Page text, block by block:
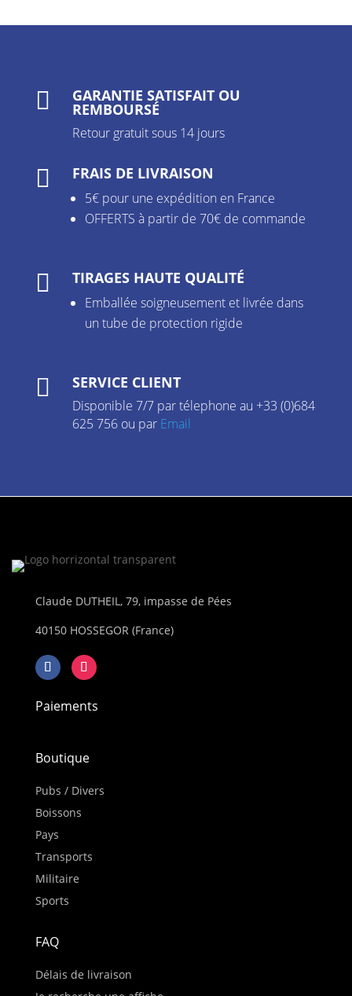
 GARANTIE SATISFAIT OU
REMBOURSÉ
Retour gratuit sous 14 jours
 FRAIS DE LIVRAISON
5€ pour une expédition en France
OFFERTS à partir de 70€ de commande
 TIRAGES HAUTE QUALITÉ
Emballée soigneusement et livrée dans
un tube de protection rigide
 SERVICE CLIENT
Disponible 7/7 par télephone au +33 (0)684
625 756 ou par Email
Claude DUTHEIL, 79, impasse de Pées
40150 HOSSEGOR (France)
Paiements
Boutique
Pubs / Divers
Boissons
Pays
Transports
Militaire
Sports
FAQ
Délais de livraison